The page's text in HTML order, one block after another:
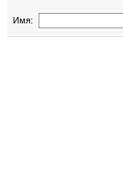
Имя: